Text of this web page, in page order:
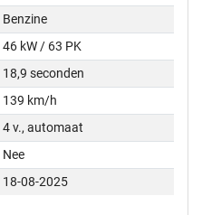
Benzine
46 kW / 63 PK
18,9 seconden
139 km/h
4 v., automaat
Nee
18-08-2025